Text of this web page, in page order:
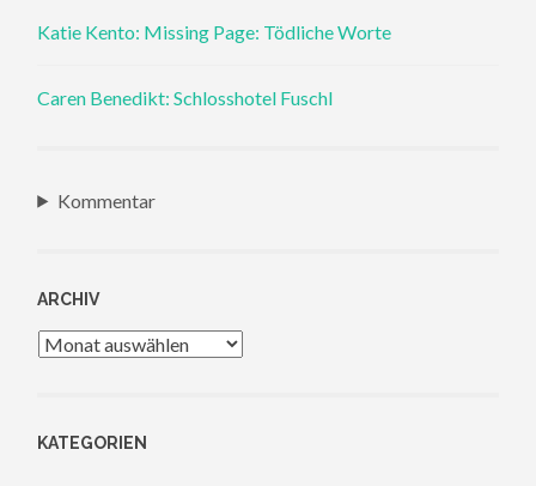
Katie Kento: Missing Page: Tödliche Worte
Caren Benedikt: Schlosshotel Fuschl
Kommentar
ARCHIV
Archiv
KATEGORIEN